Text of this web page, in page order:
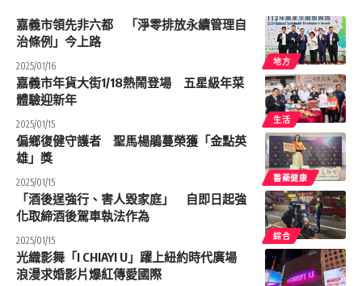
地方
嘉義市領先非六都 「淨零排放永續管理自
治條例」今上路
2025/01/16
生活
嘉義市年貨大街1/18熱鬧登場 五星級年菜
體驗迎新年
2025/01/15
醫藥健康
偏鄉復健守護者 聖馬楊鵑蔓榮獲「金點英
雄」獎
2025/01/15
綜合
「酒後逞強行、害人毀家庭」 自即日起強
化取締酒後駕車執法作為
2025/01/15
光織影舞「I CHIAYI U」躍上紐約時代廣場
浪漫求婚影片爆紅傳愛國際